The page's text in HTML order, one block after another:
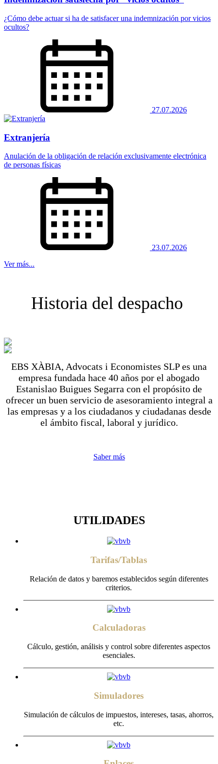
¿Cómo debe actuar si ha de satisfacer una indemnización por vicios
ocultos?
27.07.2026
Extranjería
Anulación de la obligación de relación exclusivamente electrónica
de personas físicas
23.07.2026
Ver más...
Historia del despacho
EBS XÀBIA, Advocats i Economistes SLP es una
empresa fundada hace 40 años por el abogado
Estanislao Buigues Segarra con el propósito de
ofrecer un buen servicio de asesoramiento integral a
las empresas y a los ciudadanos y ciudadanas desde
el ámbito fiscal, laboral y jurídico.
Saber más
UTILIDADES
Tarifas/Tablas
Relación de datos y baremos establecidos según diferentes
criterios.
Calculadoras
Cálculo, gestión, análisis y control sobre diferentes aspectos
esenciales.
Simuladores
Simulación de cálculos de impuestos, intereses, tasas, ahorros,
etc.